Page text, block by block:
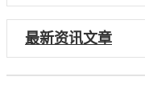
最新资讯文章